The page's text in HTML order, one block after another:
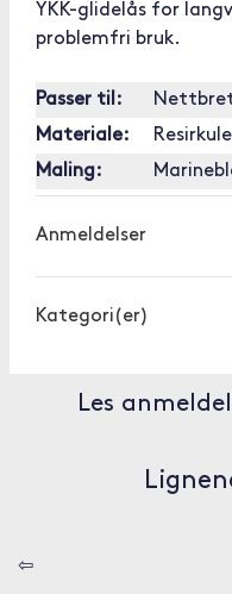
YKK-glidelås for
problemfri bruk.
Passer til:
Materiale:
Maling:
Anmeldelser
Kategori(er)
Les
⇦